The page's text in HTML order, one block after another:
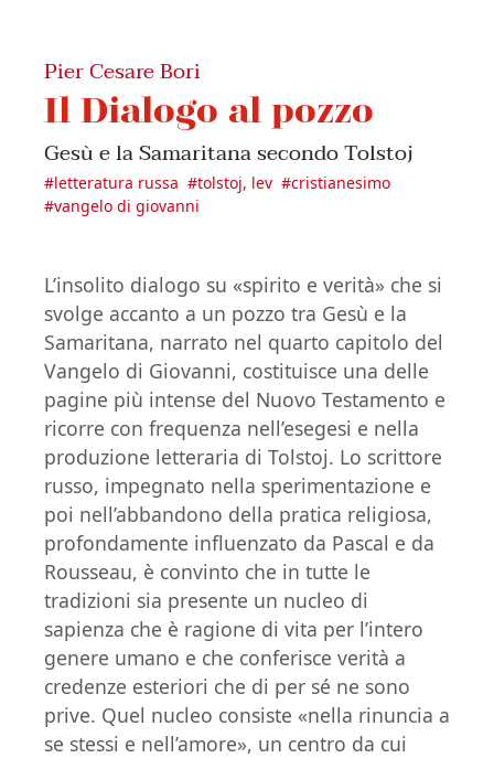
Pier Cesare Bori
Il Dialogo al pozzo
Gesù e la Samaritana secondo Tolstoj
#letteratura russa #tolstoj, lev #cristianesimo
#vangelo di giovanni
L’insolito dialogo su «spirito e verità» che si
svolge accanto a un pozzo tra Gesù e la
Samaritana, narrato nel quarto capitolo del
Vangelo di Giovanni, costituisce una delle
pagine più intense del Nuovo Testamento e
ricorre con frequenza nell’esegesi e nella
produzione letteraria di Tolstoj. Lo scrittore
russo, impegnato nella sperimentazione e
poi nell’abbandono della pratica religiosa,
profondamente influenzato da Pascal e da
Rousseau, è convinto che in tutte le
tradizioni sia presente un nucleo di
sapienza che è ragione di vita per l’intero
genere umano e che conferisce verità a
credenze esteriori che di per sé ne sono
prive. Quel nucleo consiste «nella rinuncia a
se stessi e nell’amore», un centro da cui